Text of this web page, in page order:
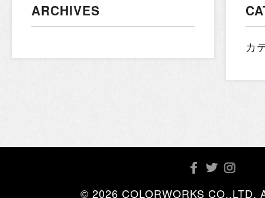
ARCHIVES
カ
© 2026 COLORWORKS CO.,LTD.